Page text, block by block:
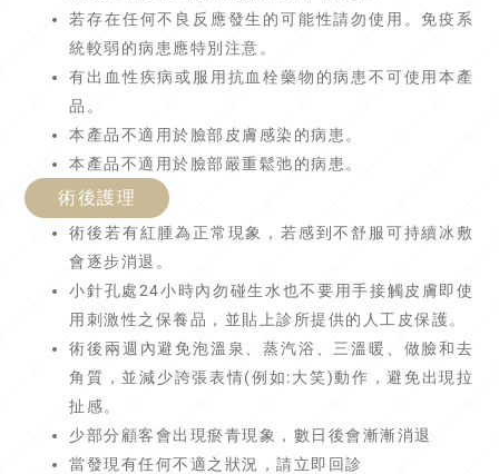
若存在任何不良反應發生的可能性請勿使用。免疫系
統較弱的病患應特別注意。
有出血性疾病或服用抗血栓藥物的病患不可使用本產
品。
本產品不適用於臉部皮膚感染的病患。
本產品不適用於臉部嚴重鬆弛的病患。
術後護理
術後若有紅腫為正常現象，若感到不舒服可持續冰敷
會逐步消退。
小針孔處24小時內勿碰生水也不要用手接觸皮膚即使
用刺激性之保養品，並貼上診所提供的人工皮保護。
術後兩週內避免泡溫泉、蒸汽浴、三溫暖、做臉和去
角質，並減少誇張表情(例如:大笑)動作，避免出現拉
扯感。
少部分顧客會出現瘀青現象，數日後會漸漸消退
當發現有任何不適之狀況，請立即回診